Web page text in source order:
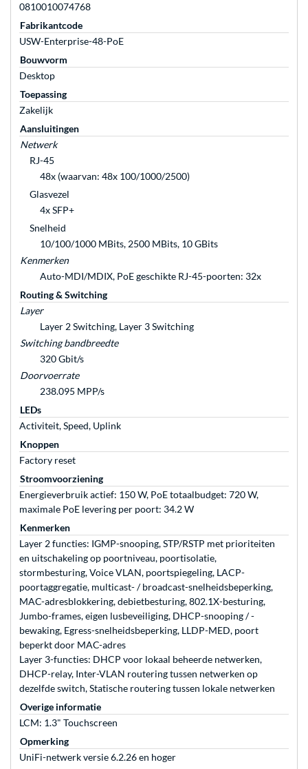
0810010074768
Fabrikantcode
USW-Enterprise-48-PoE
Bouwvorm
Desktop
Toepassing
Zakelijk
Aansluitingen
Netwerk
RJ-45
48x (waarvan: 48x 100/1000/2500)
Glasvezel
4x SFP+
Snelheid
10/100/1000 MBits, 2500 MBits, 10 GBits
Kenmerken
Auto-MDI/MDIX, PoE geschikte RJ-45-poorten: 32x
Routing & Switching
Layer
Layer 2 Switching, Layer 3 Switching
Switching bandbreedte
320 Gbit/s
Doorvoerrate
238.095 MPP/s
LEDs
Activiteit, Speed, Uplink
Knoppen
Factory reset
Stroomvoorziening
Energieverbruik actief: 150 W, PoE totaalbudget: 720 W,
maximale PoE levering per poort: 34.2 W
Kenmerken
Layer 2 functies: IGMP-snooping, STP/RSTP met prioriteiten
en uitschakeling op poortniveau, poortisolatie,
stormbesturing, Voice VLAN, poortspiegeling, LACP-
poortaggregatie, multicast- / broadcast-snelheidsbeperking,
MAC-adresblokkering, debietbesturing, 802.1X-besturing,
Jumbo-frames, eigen lusbeveiliging, DHCP-snooping / -
bewaking, Egress-snelheidsbeperking, LLDP-MED, poort
beperkt door MAC-adres
Layer 3-functies: DHCP voor lokaal beheerde netwerken,
DHCP-relay, Inter-VLAN routering tussen netwerken op
dezelfde switch, Statische routering tussen lokale netwerken
Overige informatie
LCM: 1.3" Touchscreen
Opmerking
UniFi-netwerk versie 6.2.26 en hoger